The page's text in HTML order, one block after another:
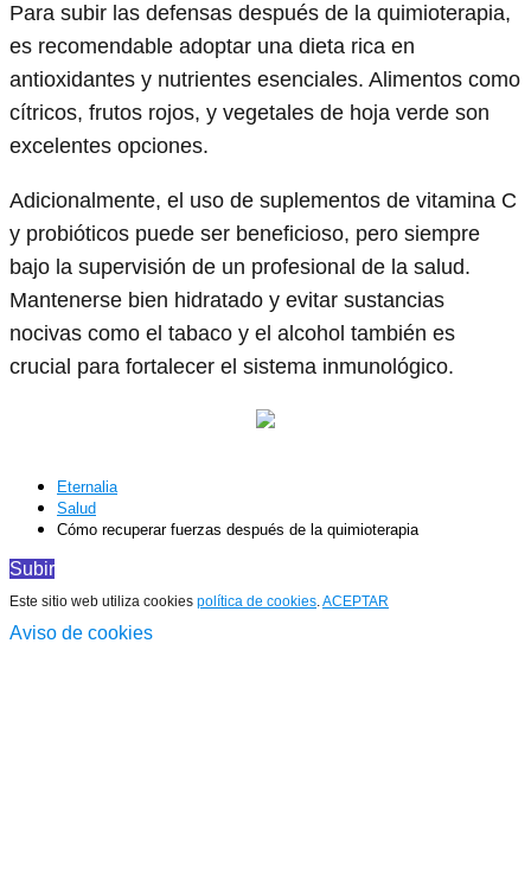
Para subir las defensas después de la quimioterapia,
es recomendable adoptar una dieta rica en
antioxidantes y nutrientes esenciales. Alimentos como
cítricos, frutos rojos, y vegetales de hoja verde son
excelentes opciones.
Adicionalmente, el uso de suplementos de vitamina C
y probióticos puede ser beneficioso, pero siempre
bajo la supervisión de un profesional de la salud.
Mantenerse bien hidratado y evitar sustancias
nocivas como el tabaco y el alcohol también es
crucial para fortalecer el sistema inmunológico.
Eternalia
Salud
Cómo recuperar fuerzas después de la quimioterapia
Subir
Este sitio web utiliza cookies política de cookies.ACEPTAR
Aviso de cookies